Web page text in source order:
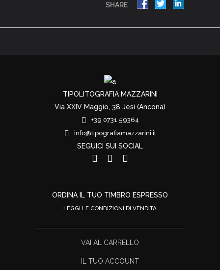
SHARE
TIPOLITOGRAFIA MAZZARINI
Via XXIV Maggio, 38 Jesi (Ancona)
+39 0731 59364
info@tipografiamazzarini.it
SEGUICI SUI SOCIAL
ORDINA IL TUO TIMBRO ESPRESSO
LEGGI LE CONDIZIONI DI VENDITA
VAI AL CARRELLO
IL TUO ACCOUNT